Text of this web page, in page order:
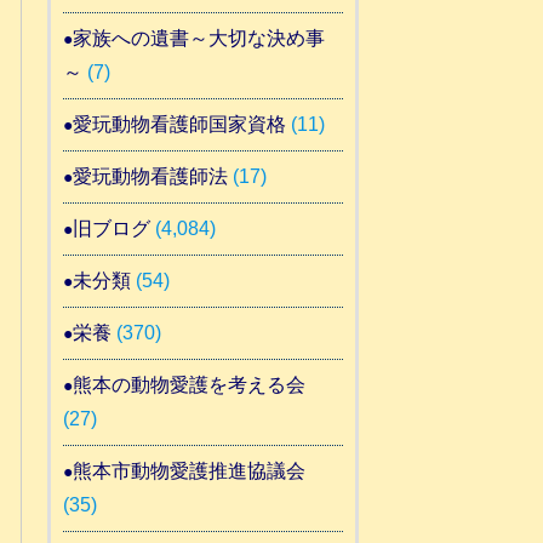
家族への遺書～大切な決め事
～ (7)
愛玩動物看護師国家資格 (11)
愛玩動物看護師法(17)
旧ブログ(4,084)
未分類(54)
栄養 (370)
熊本の動物愛護を考える会
(27)
熊本市動物愛護推進協議会
(35)